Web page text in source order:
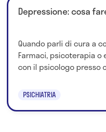
Depressione: cosa
Quando parli di cura a
Farmaci, psicoterapia o
con il psicologo presso
PSICHIATRIA